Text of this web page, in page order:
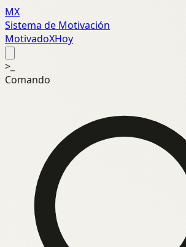
MX
Sistema de Motivación
MotivadoXHoy
>_
Comando